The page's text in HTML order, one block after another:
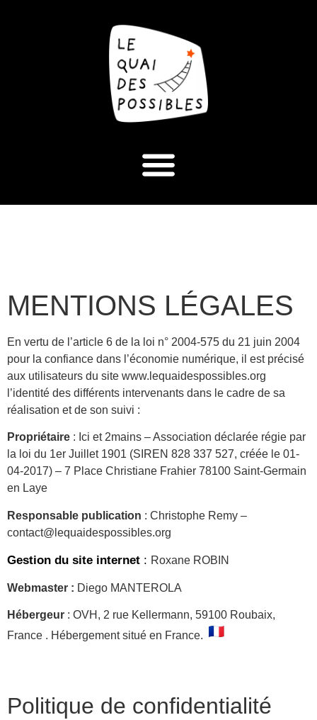
MENTIONS LÉGALES
En vertu de l’article 6 de la loi n° 2004-575 du 21 juin 2004
pour la confiance dans l’économie numérique, il est précisé
aux utilisateurs du site www.lequaidespossibles.org
l’identité des différents intervenants dans le cadre de sa
réalisation et de son suivi :
Propriétaire : Ici et 2mains – Association déclarée régie par
la loi du 1er Juillet 1901 (SIREN 828 337 527, créée le 01-
04-2017) – 7 Place Christiane Frahier 78100 Saint-Germain
en Laye
Responsable publication : Christophe Remy –
contact@lequaidespossibles.org
Gestion du site internet : Roxane ROBIN
Webmaster : Diego MANTEROLA
Hébergeur : OVH, 2 rue Kellermann, 59100 Roubaix,
France . Hébergement situé en France.
Politique de confidentialité